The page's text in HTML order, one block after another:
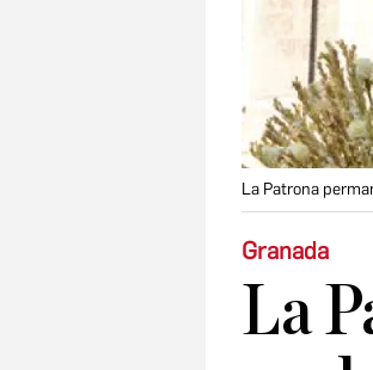
La Patrona
Granada
La